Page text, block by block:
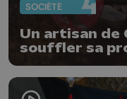
SOCIÉTÉ
Un artisan de
souffler sa